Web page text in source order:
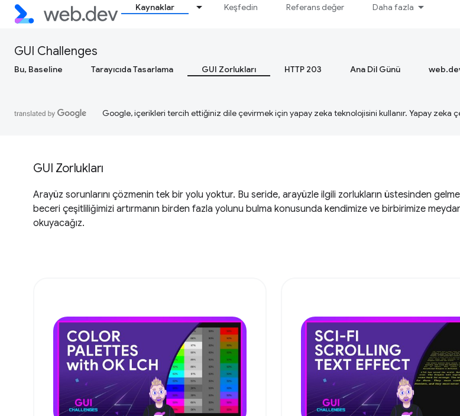
Kaynaklar Keşfedin Referans değer Daha fazla
GUI Challenges
Bu, Baseline Tarayıcıda Tasarlama GUI Zorlukları HTTP 203 Ana Dil Günü
Google, içerikleri tercih ettiğiniz dile çevirmek için yapay zeka teknolojisini kullanır. Yapay zeka
GUI Zorlukları
Arayüz sorunlarını çözmenin tek bir yolu yoktur. Bu seride, arayüzle ilgili zorlukların üstesinden
beceri çeşitliliğimizi artırmanın birden fazla yolunu bulma konusunda kendimize ve birbirimize
okuyacağız.